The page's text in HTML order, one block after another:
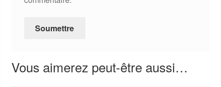
Vous aimerez peut-être aussi…